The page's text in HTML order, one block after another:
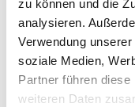
zu können und die
analysieren.
Verwendung
soziale Medien,
Partner führen
weiteren Daten
Semiautomatik
Schieber